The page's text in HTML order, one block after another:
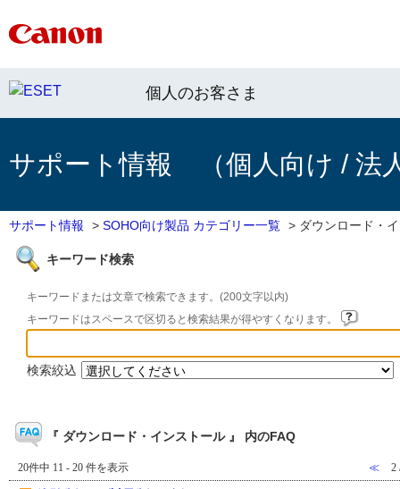
個人のお客さま
サポート情報 （個人向け / 法
サポート情報 > SOHO向け製品 カテゴリー一覧 > ダウンロード・
キーワード検索
キーワードまたは文章で検索できます。(200文字以内)
キーワードはスペースで区切ると検索結果が得やすくなります。
検索絞込
『 ダウンロード・インストール 』 内のFAQ
20件中 11 - 20 件を表示 ≪ 2